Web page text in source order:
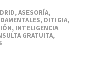
,ASESORÍA,
, DITIGIA,
, INTELIGENCIA
GRATUITA,